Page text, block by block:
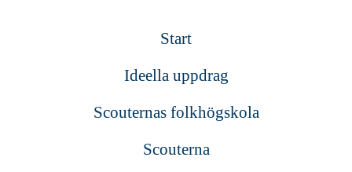
Start
Ideella uppdrag
Scouternas folkhögskola
Scouterna